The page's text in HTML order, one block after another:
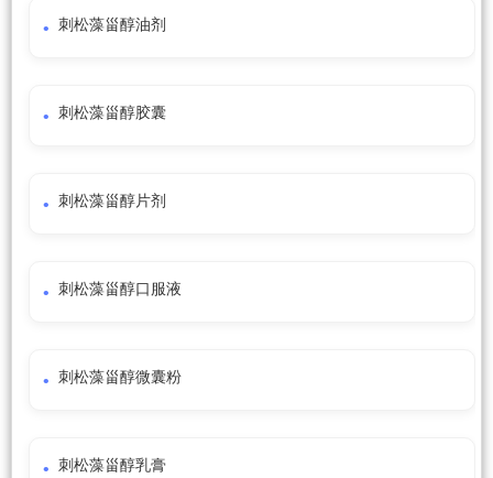
刺松藻甾醇油剂
刺松藻甾醇胶囊
刺松藻甾醇片剂
刺松藻甾醇口服液
刺松藻甾醇微囊粉
刺松藻甾醇乳膏